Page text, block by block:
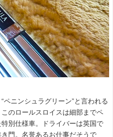
ニンシュラグリーン”と言われる
のロールスロイスは細部までペ
別仕様車。ドライバーは英国で
門。名誉あるお仕事だそうで